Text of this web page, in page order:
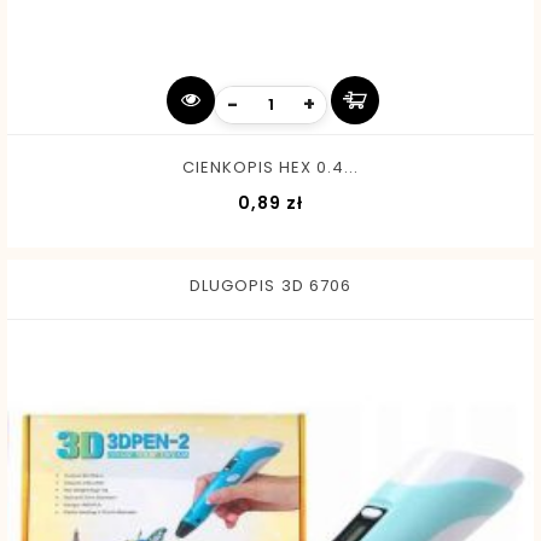
- +
CIENKOPIS HEX 0.4...
0,89 złCena
DLUGOPIS 3D 6706